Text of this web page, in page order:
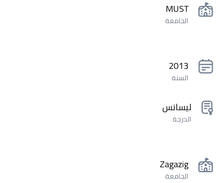
MUST
الجامعة
2013
السنة
ليسانس
الدرجة
Zagazig
الجامعة